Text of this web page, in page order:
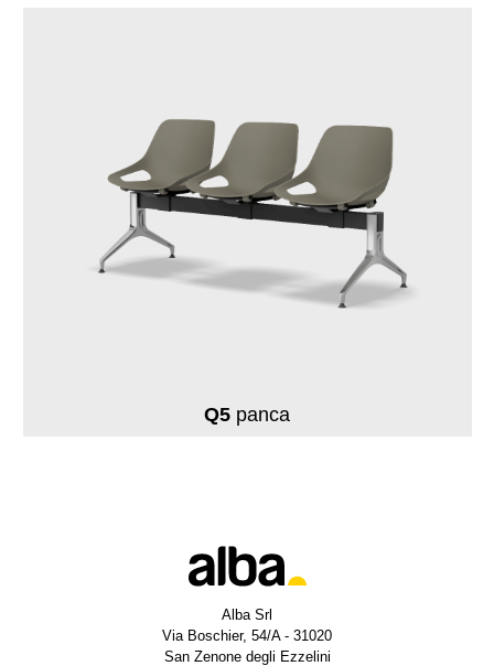
Q5 panca
Alba Srl
Via Boschier, 54/A - 31020
San Zenone degli Ezzelini